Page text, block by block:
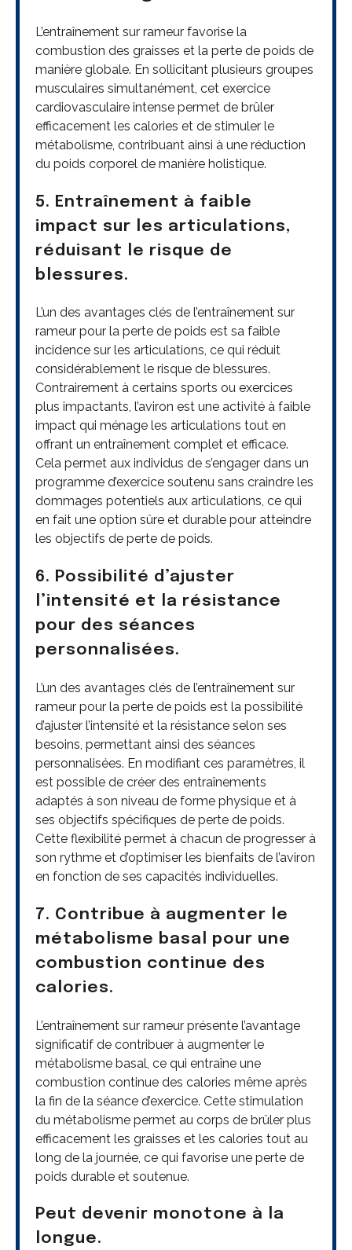
L’entraînement sur rameur favorise la
combustion des graisses et la perte de poids de
manière globale. En sollicitant plusieurs groupes
musculaires simultanément, cet exercice
cardiovasculaire intense permet de brûler
efficacement les calories et de stimuler le
métabolisme, contribuant ainsi à une réduction
du poids corporel de manière holistique.
5. Entraînement à faible
impact sur les articulations,
réduisant le risque de
blessures.
L’un des avantages clés de l’entraînement sur
rameur pour la perte de poids est sa faible
incidence sur les articulations, ce qui réduit
considérablement le risque de blessures.
Contrairement à certains sports ou exercices
plus impactants, l’aviron est une activité à faible
impact qui ménage les articulations tout en
offrant un entraînement complet et efficace.
Cela permet aux individus de s’engager dans un
programme d’exercice soutenu sans craindre les
dommages potentiels aux articulations, ce qui
en fait une option sûre et durable pour atteindre
les objectifs de perte de poids.
6. Possibilité d’ajuster
l’intensité et la résistance
pour des séances
personnalisées.
L’un des avantages clés de l’entraînement sur
rameur pour la perte de poids est la possibilité
d’ajuster l’intensité et la résistance selon ses
besoins, permettant ainsi des séances
personnalisées. En modifiant ces paramètres, il
est possible de créer des entraînements
adaptés à son niveau de forme physique et à
ses objectifs spécifiques de perte de poids.
Cette flexibilité permet à chacun de progresser à
son rythme et d’optimiser les bienfaits de l’aviron
en fonction de ses capacités individuelles.
7. Contribue à augmenter le
métabolisme basal pour une
combustion continue des
calories.
L’entraînement sur rameur présente l’avantage
significatif de contribuer à augmenter le
métabolisme basal, ce qui entraîne une
combustion continue des calories même après
la fin de la séance d’exercice. Cette stimulation
du métabolisme permet au corps de brûler plus
efficacement les graisses et les calories tout au
long de la journée, ce qui favorise une perte de
poids durable et soutenue.
Peut devenir monotone à la
longue.